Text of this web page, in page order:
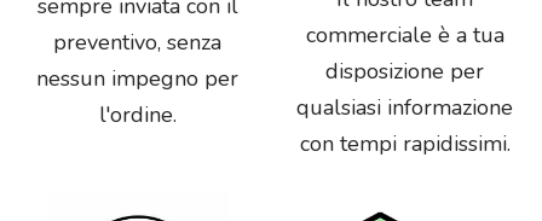
sempre inviata con il
preventivo, senza
nessun impegno per
l'ordine.
commerciale è a tua
disposizione per
qualsiasi informazione
con tempi rapidissimi.